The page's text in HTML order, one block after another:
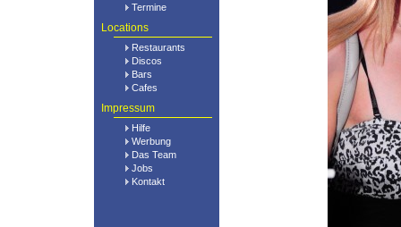
Termine
Locations
Restaurants
Discos
Bars
Cafes
Impressum
Hilfe
Werbung
Das Team
Jobs
Kontakt